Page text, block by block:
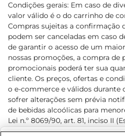
Condições gerais: Em caso de
valor válido é o do carrinho de
Compras sujeitas a confirmação
podem ser canceladas em caso
de garantir o acesso de um
nossas promoções, a compra
promocionais poderá ter sua
cliente. Os preços, ofertas e
o e-commerce e válidos durante
sofrer alterações sem prévia
de bebidas alcoólicas para
Lei n.º 8069/90, art. 81, inciso II
Adolescente). Preços e